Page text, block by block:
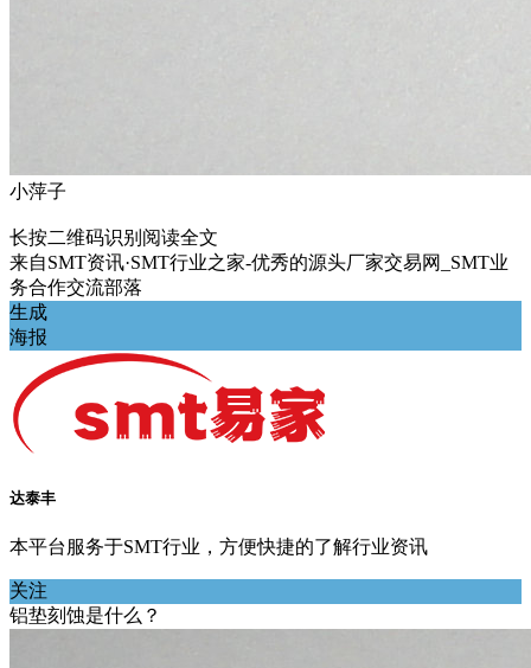
小萍子
长按二维码识别阅读全文
来自SMT资讯·SMT行业之家-优秀的源头厂家交易网_SMT业
务合作交流部落
生成
海报
达泰丰
本平台服务于SMT行业，方便快捷的了解行业资讯
关注
铝垫刻蚀是什么？